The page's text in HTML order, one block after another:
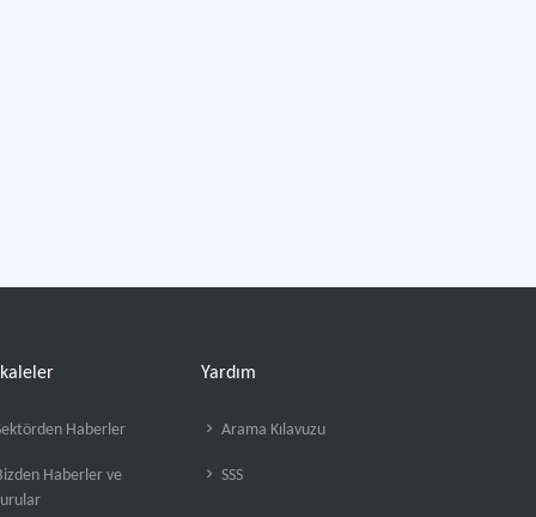
Haberler
Haberler ve
Yardım
Arama Kılavuzu
SSS